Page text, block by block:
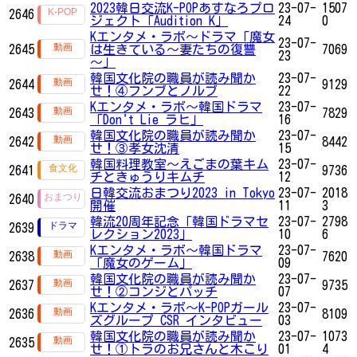
2646
2023韓日交流K-POPあすなろプロ
ジェクト「Audition K」
23-07-
24
1507
0
2645
Kエンタメ・ラボ～ドラマ「魔女
は生きている～妻たちの復讐
～」
23-07-
23
7069
2644
韓国文化院の職員が読み聞か
せ！④フンブとノルブ
23-07-
22
9129
2643
Kエンタメ・ラボ～韓国ドラマ
「Don't Lie ラヒ」
23-07-
16
7829
2642
韓国文化院の職員が読み聞か
せ！③孝女沈清
23-07-
15
8442
2641
韓国料理教室～えごまの葉キム
チときゅうりキムチ
23-07-
12
9736
2640
日韓交流おまつり2023 in Tokyo
開催
23-07-
11
2018
3
2639
韓流20周年記念「韓国ドラマセ
レクション2023」
23-07-
10
2798
6
2638
Kエンタメ・ラボ～韓国ドラマ
「魔女のゲーム」
23-07-
09
7620
2637
韓国文化院の職員が読み聞か
せ！②コンジとパッチ
23-07-
07
9735
2636
Kエンタメ・ラボ～K-POPガール
ズグループ CSR インタビュー
23-07-
03
8109
2635
韓国文化院の職員が読み聞か
せ！①トラのお兄さんと木こり
23-07-
01
1073
4